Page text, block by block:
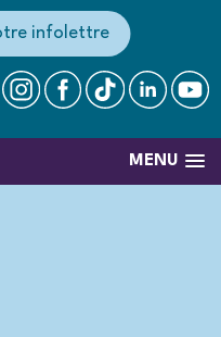
infolettre
MENU